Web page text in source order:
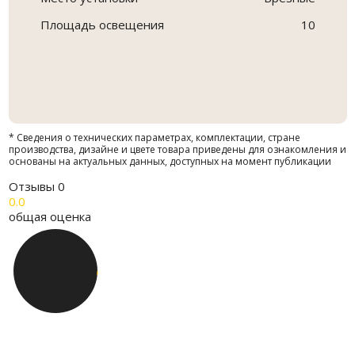
Площадь освещения
10
* Сведения о технических параметрах, комплектации, стране
производства, дизайне и цвете товара приведены для ознакомления и
основаны на актуальных данных, доступных на момент публикации
Отзывы 0
0.0
общая оценка